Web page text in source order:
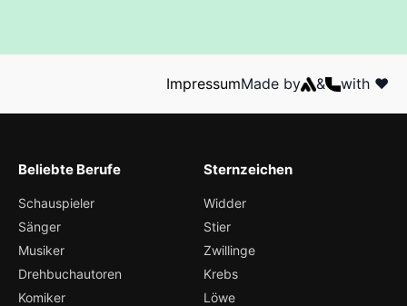
ImpressumMade by & with ❤️
Beliebte Berufe
Schauspieler
Sänger
Musiker
Drehbuchautoren
Komiker
Sternzeichen
Widder
Stier
Zwillinge
Krebs
Löwe